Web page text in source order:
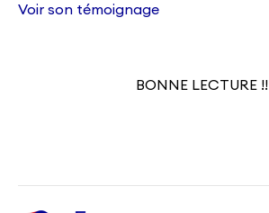
Voir son témoignage
BONNE LECTURE !!